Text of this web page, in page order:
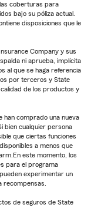
coberturas para
bajo su póliza actual.
disposiciones que le
Company y sus
ni aprueba, implícita
al que se haga referencia
por terceros y State
de los productos y
han comprado una nueva
bien cualquier persona
que ciertas funciones
a menos que
este momento, los
para el programa
experimentar un
recompensas.
de seguros de State